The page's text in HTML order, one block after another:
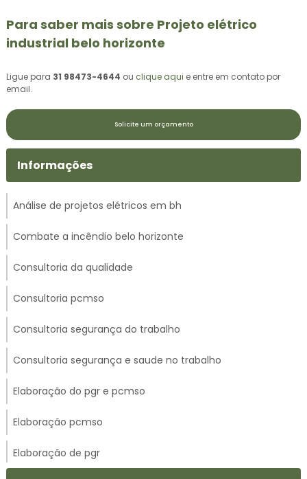
Para saber mais sobre Projeto elétrico
industrial belo horizonte
Ligue para 31 98473-4644 ou clique aqui e entre em contato por
email.
Solicite um orçamento
Informações
Análise de projetos elétricos em bh
Combate a incêndio belo horizonte
Consultoria da qualidade
Consultoria pcmso
Consultoria segurança do trabalho
Consultoria segurança e saude no trabalho
Elaboração do pgr e pcmso
Elaboração pcmso
Elaboração de pgr